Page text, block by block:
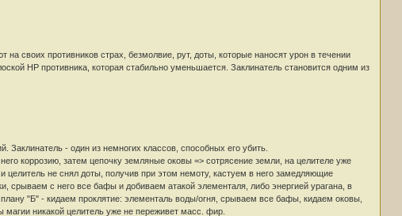
своих противников страх, безмолвие, рут, доты, которые наносят урон в течении
HP противника, которая стабильно уменьшается. Заклинатель становится одним из
- один из немногих классов, способных его убить.
коррозию, затем цепочку земляные оковы => сотрясение земли, на целителе уже
целитель не снял доты, получив при этом немоту, кастуем в него замедляющие
срываем с него все бафы и добиваем атакой элементаля, либо энергией урагана, в
"Б" - кидаем проклятие: элементаль воды/огня, срываем все бафы, кидаем оковы,
никакой целитель уже не переживет масс. фир.